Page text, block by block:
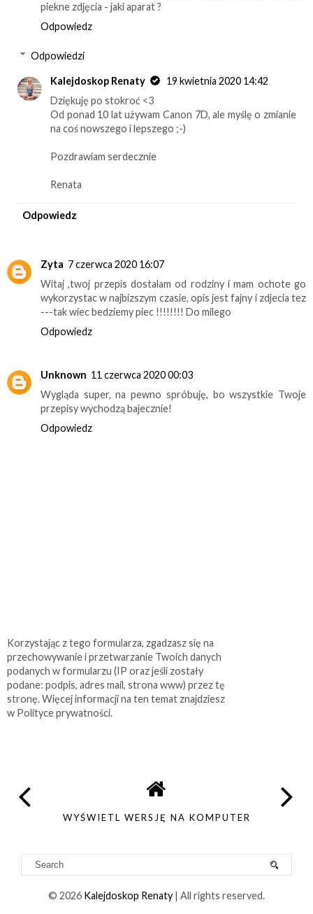
piekne zdjęcia - jaki aparat ?
Odpowiedz
Odpowiedzi
Kalejdoskop Renaty
19 kwietnia 2020 14:42
Dziękuję po stokroć <3
Od ponad 10 lat używam Canon 7D, ale myślę o zmianie
na coś nowszego i lepszego ;-)
Pozdrawiam serdecznie
Renata
Odpowiedz
Zyta 7 czerwca 2020 16:07
Witaj ,twoj przepis dostalam od rodziny i mam ochote go
wykorzystac w najbizszym czasie, opis jest fajny i zdjecia tez
---tak wiec bedziemy piec !!!!!!!! Do milego
Odpowiedz
Unknown 11 czerwca 2020 00:03
Wygląda super, na pewno spróbuję, bo wszystkie Twoje
przepisy wychodzą bajecznie!
Odpowiedz
Korzystając z tego formularza, zgadzasz się na
przechowywanie i przetwarzanie Twoich danych
podanych w formularzu (IP oraz jeśli zostały
podane: podpis, adres mail, strona www) przez tę
stronę. Więcej informacji na ten temat znajdziesz
w Polityce prywatności.
WYŚWIETL WERSJĘ NA KOMPUTER
© 2026 Kalejdoskop Renaty | All rights reserved.